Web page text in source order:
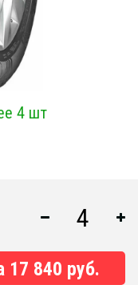
4 шт
17 840 руб.